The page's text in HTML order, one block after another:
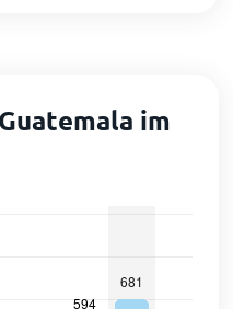
im